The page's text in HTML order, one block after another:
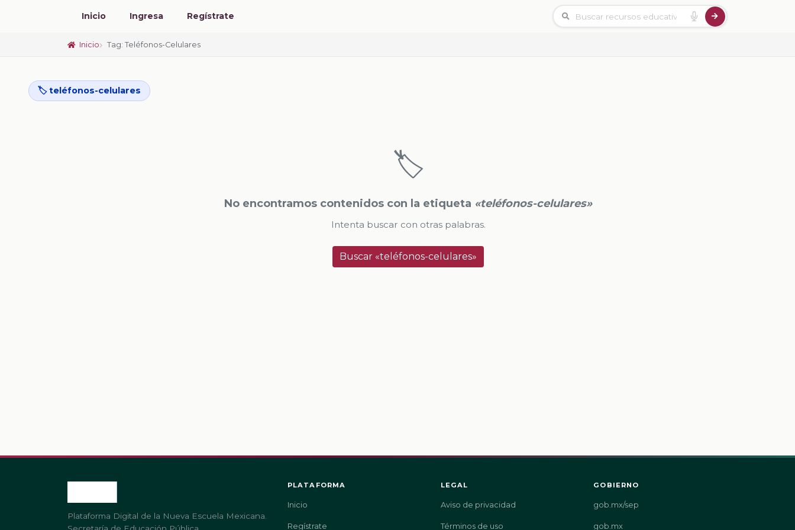
Inicio Ingresa Regístrate
Inicio Tag: Teléfonos-Celulares
🏷️ teléfonos-celulares
🏷️
No encontramos contenidos con la etiqueta «teléfonos-celulares»
Intenta buscar con otras palabras.
Buscar «teléfonos-celulares»
Plataforma Digital de la Nueva Escuela Mexicana.
PLATAFORMA
Inicio
Regístrate
LEGAL
Aviso de privacidad
Términos de uso
GOBIERNO
gob.mx/sep
gob.mx